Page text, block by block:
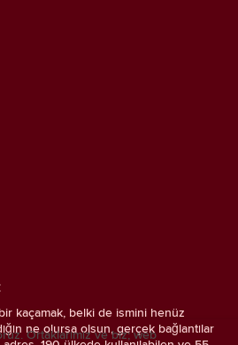
kaçamak, belki de ismini henüz
ne olursa olsun, gerçek bağlantılar
Ortaklarımız ve biz; web